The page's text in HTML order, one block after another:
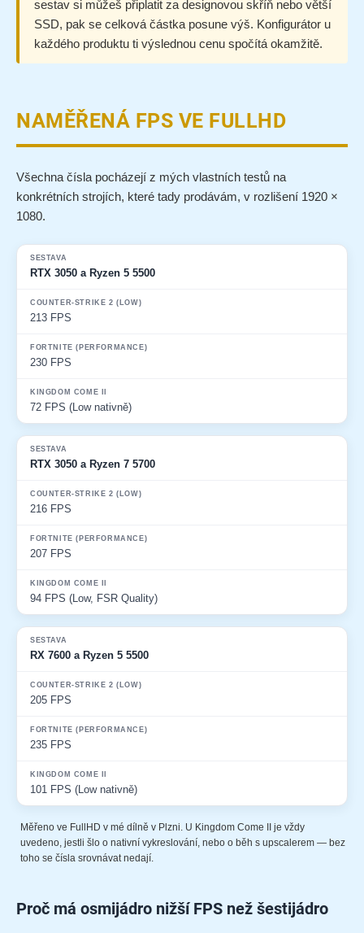
sestav si můžeš připlatit za designovou skříň nebo větší
SSD, pak se celková částka posune výš. Konfigurátor u
každého produktu ti výslednou cenu spočítá okamžitě.
NAMĚŘENÁ FPS VE FULLHD
Všechna čísla pocházejí z mých vlastních testů na
konkrétních strojích, které tady prodávám, v rozlišení 1920 ×
1080.
Sestava
RTX 3050 a Ryzen 5 5500
213 FPS
230 FPS
72 FPS (Low nativně)
RTX 3050 a Ryzen 7 5700
216 FPS
207 FPS
94 FPS (Low, FSR Quality)
RX 7600 a Ryzen 5 5500
205 FPS
235 FPS
101 FPS (Low nativně)
Měřeno ve FullHD v mé dílně v Plzni. U Kingdom Come II je vždy
uvedeno, jestli šlo o nativní vykreslování, nebo o běh s upscalerem — bez
toho se čísla srovnávat nedají.
Proč má osmijádro nižší FPS než šestijádro